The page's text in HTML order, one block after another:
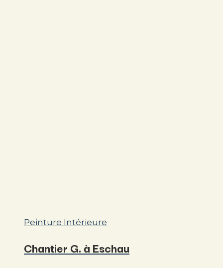
Peinture Intérieure
Chantier G. à Eschau